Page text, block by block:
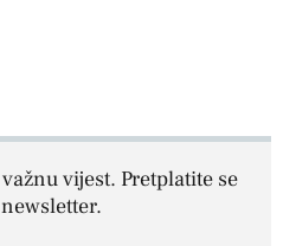
vijest. Pretplatite se